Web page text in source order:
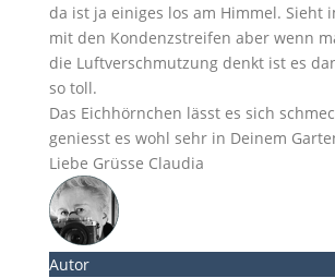
da ist ja einiges los am Himmel. Sieht
mit den Kondenzstreifen aber wenn
die Luftverschmutzung denkt ist es
so toll.
Das Eichhörnchen lässt es sich
geniesst es wohl sehr in Deinem
Liebe Grüsse Claudia
Autor